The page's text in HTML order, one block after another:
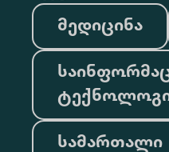
მედიცინა
სამართალი